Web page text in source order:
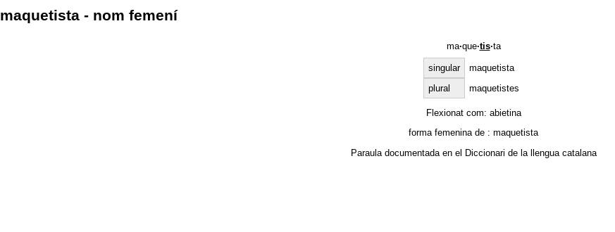
maquetista - nom femení
ma·que·tis·ta
singular
maquetista
plural
maquetistes
Flexionat com: abietina
forma femenina de : maquetista
Paraula documentada en el Diccionari de la llengua catalana